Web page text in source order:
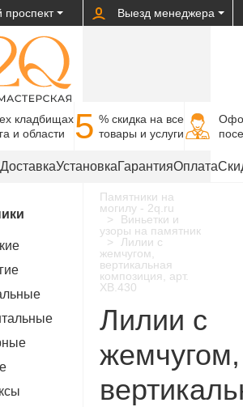
проспект Выезд менеджера
кладбищах
и области
5 % cкидка на все
товары и услуги
ДоставкаУстановкаГарантияОплата
Памятники на
могилу - 2q.ru
Виньетки и
узоры на памятник
Лилии с
жемчугом,
вертикальная
композиция, арт.
XB.430
Лилии с
жемчугом,